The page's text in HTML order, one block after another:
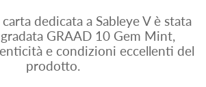
dedicata a Sableye V è stata
GRAAD 10 Gem Mint,
e condizioni eccellenti del
prodotto.